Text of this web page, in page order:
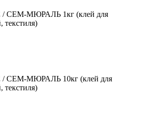
/ СЕМ-МЮРАЛЬ 1кг (клей для
текстиля)
/ СЕМ-МЮРАЛЬ 10кг (клей для
текстиля)